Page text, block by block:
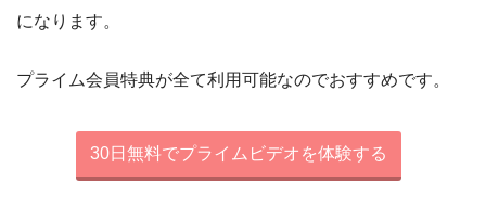
になります。
プライム会員特典が全て利用可能なのでおすすめです。
30日無料でプライムビデオを体験する